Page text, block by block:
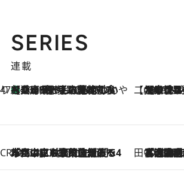
SERIES
連載
47都道府県の手みやげ ひんやりスイーツで夏を満喫
2026.8.8
【兵庫県】この夏絶対食べたい 冷やしておいしいおやつ3選 淡路島の恵みをジェラートに集約 【CREA×星野リゾー
2026.8.7
【トンボの足水浴】ヒノキの香りに包ま
CREA'S CHOICE
2026.8.7
「立川にも歌舞伎があるんだよ」 片岡仁左衛門・市川中車ら豪華座組みで4年目の立川立飛歌舞伎へ 田中稲の
2026.8.7
「湘南乃風に憧れて」観客大盛上がりの“タオル回し”に、ラッパー顔負けの高速歌唱ま